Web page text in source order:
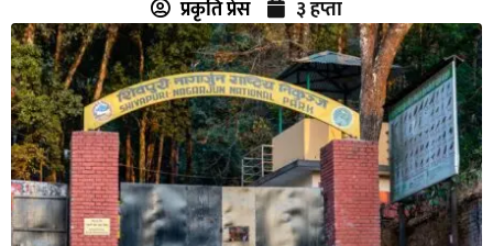
प्रकृति प्रेस ३ हप्ता